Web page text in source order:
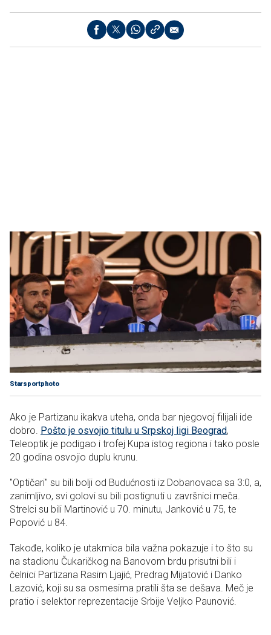
Starsportphoto
Ako je Partizanu ikakva uteha, onda bar njegovoj filijali ide
dobro. Pošto je osvojio titulu u Srpskoj ligi Beograd,
Teleoptik je podigao i trofej Kupa istog regiona i tako posle
20 godina osvojio duplu krunu.
"Optičari" su bili bolji od Budućnosti iz Dobanovaca sa 3:0, a,
zanimljivo, svi golovi su bili postignuti u završnici meča.
Strelci su bili Martinović u 70. minutu, Janković u 75, te
Popović u 84.
Takođe, koliko je utakmica bila važna pokazuje i to što su
na stadionu Čukaričkog na Banovom brdu prisutni bili i
čelnici Partizana Rasim Ljajić, Predrag Mijatović i Danko
Lazović, koji su sa osmesima pratili šta se dešava. Meč je
pratio i selektor reprezentacije Srbije Veljko Paunović.